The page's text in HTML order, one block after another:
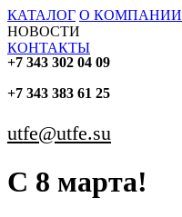
КАТАЛОГ О КОМПАНИИ
НОВОСТИ
КОНТАКТЫ
+7 343 302 04 09
+7 343 383 61 25
utfe@utfe.su
C 8 марта!